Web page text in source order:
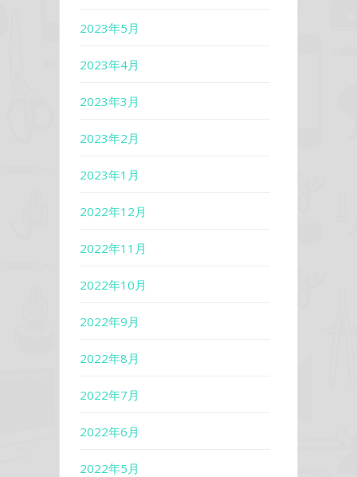
2023年5月
2023年4月
2023年3月
2023年2月
2023年1月
2022年12月
2022年11月
2022年10月
2022年9月
2022年8月
2022年7月
2022年6月
2022年5月